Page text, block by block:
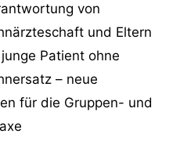
von
und Eltern
Patient ohne
– neue
für die Gruppen- und